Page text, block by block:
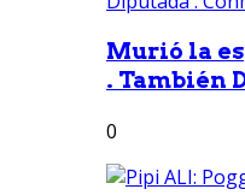
Murió la
. También
0